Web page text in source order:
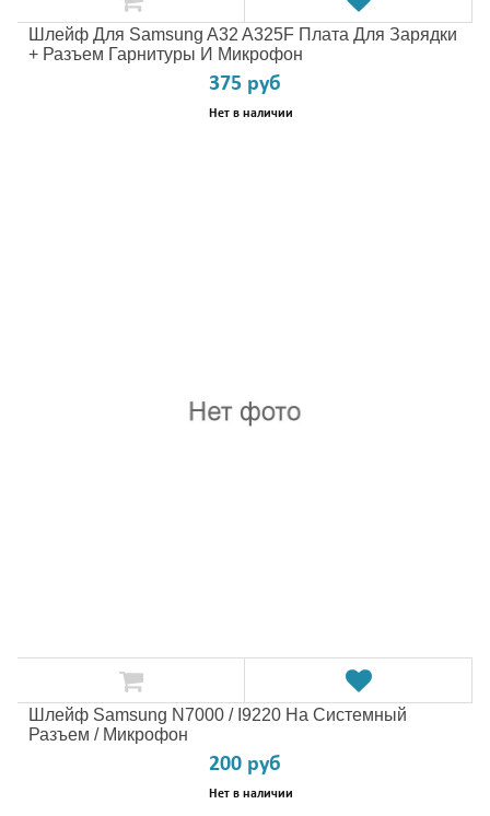
Шлейф Для Samsung A32 A325F Плата Для Зарядки
+ Разъем Гарнитуры И Микрофон
375 руб
Нет в наличии
Шлейф Samsung N7000 / I9220 На Системный
Разъем / Микрофон
200 руб
Нет в наличии